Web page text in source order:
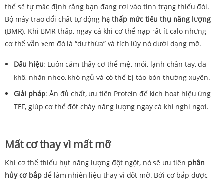
thể sẽ tự mặc định rằng bạn đang rơi vào tình trạng thiếu đói.
Bộ máy trao đổi chất tự động hạ thấp mức tiêu thụ năng lượng
(BMR). Khi BMR thấp, ngay cả khi cơ thể nạp rất ít calo nhưng
cơ thể vẫn xem đó là “dư thừa” và tích lũy nó dưới dạng mỡ.
Dấu hiệu: Luôn cảm thấy cơ thể mệt mỏi, lạnh chân tay, da
khô, nhăn nheo, khó ngủ và có thể bị táo bón thường xuyên.
Giải pháp: Ăn đủ chất, ưu tiên Protein để kích hoạt hiệu ứng
TEF, giúp cơ thể đốt cháy năng lượng ngay cả khi nghỉ ngơi.
Mất cơ thay vì mất mỡ
Khi cơ thể thiếu hụt năng lượng đột ngột, nó sẽ ưu tiên phân
hủy cơ bắp để làm nhiên liệu thay vì đốt mỡ. Bởi cơ bắp được